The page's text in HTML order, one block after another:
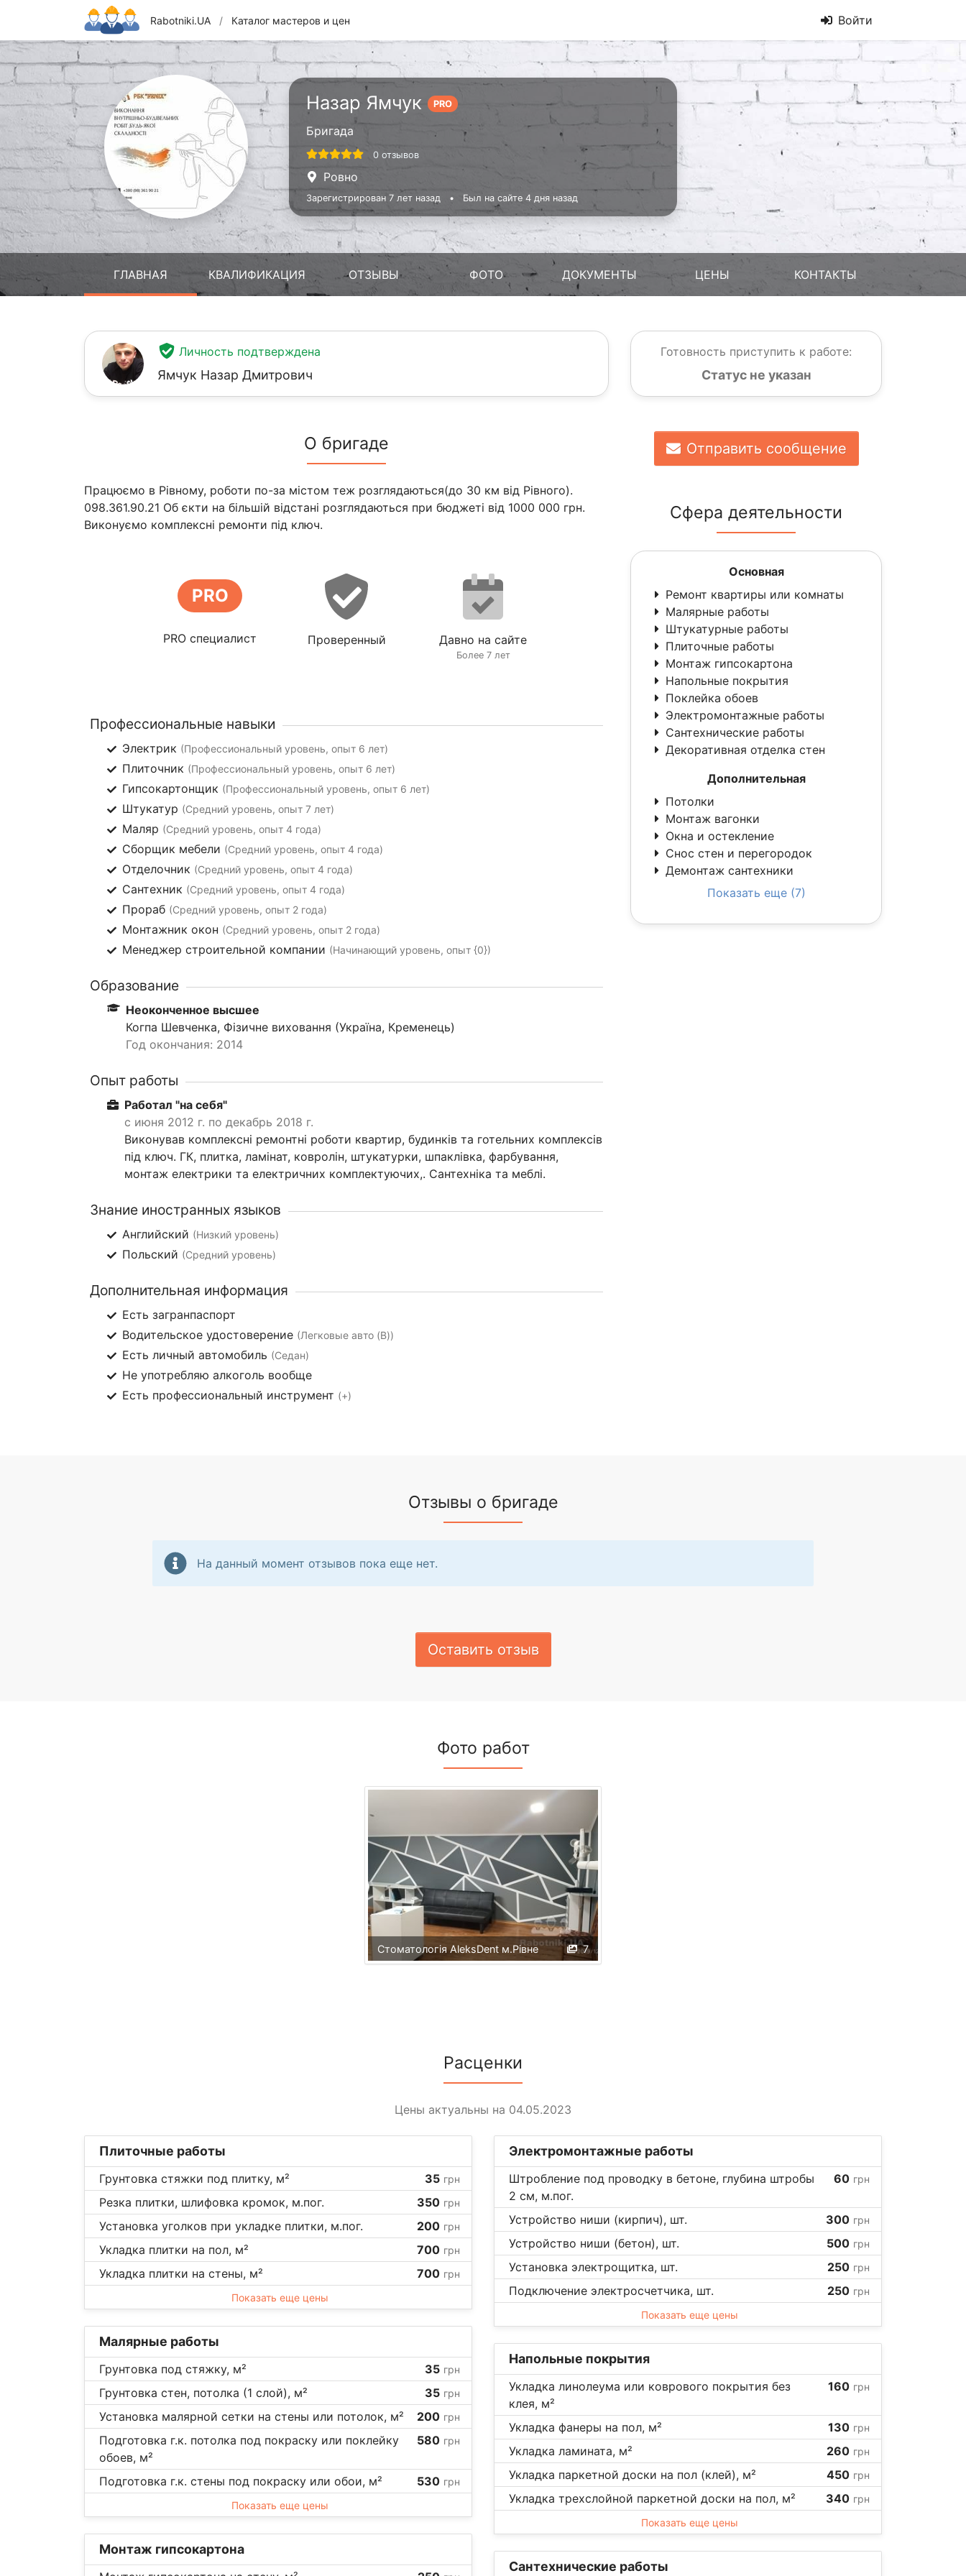
Rabotniki.UA / Каталог мастеров и цен Войти
Назар Ямчук PRO
Бригада
0 отзывов
Ровно
Зарегистрирован 7 лет назад • Был на сайте 4 дня назад
ГЛАВНАЯ КВАЛИФИКАЦИЯ ОТЗЫВЫ ФОТО ДОКУМЕНТЫ ЦЕНЫ КОНТАКТЫ
Личность подтверждена
Ямчук Назар Дмитрович
О бригаде
Працюємо в Рівному, роботи по-за містом теж розглядаються(до 30 км від Рівного).
098.361.90.21 Об єкти на більшій відстані розглядаються при бюджеті від 1000 000 грн.
Виконуємо комплексні ремонти під ключ.
PRO
PRO специалист Проверенный Давно на сайте
Более 7 лет
Профессиональные навыки
Электрик (Профессиональный уровень, опыт 6 лет)
Плиточник (Профессиональный уровень, опыт 6 лет)
Гипсокартонщик (Профессиональный уровень, опыт 6 лет)
Штукатур (Средний уровень, опыт 7 лет)
Маляр (Средний уровень, опыт 4 года)
Сборщик мебели (Средний уровень, опыт 4 года)
Отделочник (Средний уровень, опыт 4 года)
Сантехник (Средний уровень, опыт 4 года)
Прораб (Средний уровень, опыт 2 года)
Монтажник окон (Средний уровень, опыт 2 года)
Менеджер строительной компании (Начинающий уровень, опыт {0})
Образование
Неоконченное высшее
Когпа Шевченка, Фізичне виховання (Україна, Кременець)
Год окончания: 2014
Опыт работы
Работал "на себя"
с июня 2012 г. по декабрь 2018 г.
Виконував комплексні ремонтні роботи квартир, будинків та готельних комплексів
під ключ. ГК, плитка, ламінат, ковролін, штукатурки, шпаклівка, фарбування,
монтаж електрики та електричних комплектуючих,. Сантехніка та меблі.
Знание иностранных языков
Английский (Низкий уровень)
Польский (Средний уровень)
Дополнительная информация
Есть загранпаспорт
Водительское удостоверение (Легковые авто (B))
Есть личный автомобиль (Седан)
Не употребляю алкоголь вообще
Есть профессиональный инструмент (+)
Готовность приступить к работе:
Статус не указан
Отправить сообщение
Сфера деятельности
Основная
Ремонт квартиры или комнаты
Малярные работы
Штукатурные работы
Плиточные работы
Монтаж гипсокартона
Напольные покрытия
Поклейка обоев
Электромонтажные работы
Сантехнические работы
Декоративная отделка стен
Дополнительная
Потолки
Монтаж вагонки
Окна и остекление
Снос стен и перегородок
Демонтаж сантехники
Показать еще (7)
Отзывы о бригаде
На данный момент отзывов пока еще нет.
Оставить отзыв
Фото работ
7
Стоматологія AleksDent м.Рівне
Расценки
Цены актуальны на 04.05.2023
Плиточные работы
Грунтовка стяжки под плитку, м² 35 грн
Резка плитки, шлифовка кромок, м.пог. 350 грн
Установка уголков при укладке плитки, м.пог. 200 грн
Укладка плитки на пол, м² 700 грн
Укладка плитки на стены, м² 700 грн
Показать еще цены
Малярные работы
Грунтовка под стяжку, м² 35 грн
Грунтовка стен, потолка (1 слой), м² 35 грн
Установка малярной сетки на стены или потолок, м² 200 грн
Подготовка г.к. потолка под покраску или поклейку
обоев, м²
580 грн
Подготовка г.к. стены под покраску или обои, м² 530 грн
Показать еще цены
Монтаж гипсокартона
Электромонтажные работы
Штробление под проводку в бетоне, глубина штробы
2 см, м.пог.
60 грн
Устройство ниши (кирпич), шт. 300 грн
Устройство ниши (бетон), шт. 500 грн
Установка электрощитка, шт. 250 грн
Подключение электросчетчика, шт. 250 грн
Показать еще цены
Напольные покрытия
Укладка линолеума или коврового покрытия без
клея, м²
160 грн
Укладка фанеры на пол, м² 130 грн
Укладка ламината, м² 260 грн
Укладка паркетной доски на пол (клей), м² 450 грн
Укладка трехслойной паркетной доски на пол, м² 340 грн
Показать еще цены
Сантехнические работы